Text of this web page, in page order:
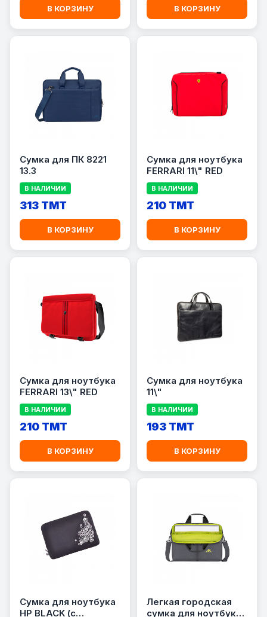
В КОРЗИНУ В КОРЗИНУ
Сумка для ПК 8221
13.3
В НАЛИЧИИ
313 TMT
В КОРЗИНУ
Сумка для ноутбука
FERRARI 11\" RED
В НАЛИЧИИ
210 TMT
В КОРЗИНУ
Сумка для ноутбука
FERRARI 13\" RED
В НАЛИЧИИ
210 TMT
В КОРЗИНУ
Сумка для ноутбука
11\"
В НАЛИЧИИ
193 TMT
В КОРЗИНУ
Сумка для ноутбука
HP BLACK (с
Легкая городская
сумка для ноутбука